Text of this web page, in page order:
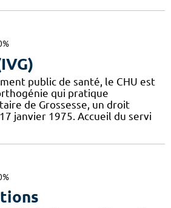
public de santé, le CHU est
qui pratique
de Grossesse, un droit
janvier 1975. Accueil du servi